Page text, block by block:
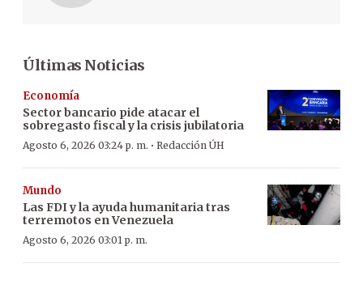
Últimas Noticias
Economía
Sector bancario pide atacar el
sobregasto fiscal y la crisis jubilatoria
Agosto 6, 2026 03:24 p. m. · Redacción ÚH
Mundo
Las FDI y la ayuda humanitaria tras
terremotos en Venezuela
Agosto 6, 2026 03:01 p. m.